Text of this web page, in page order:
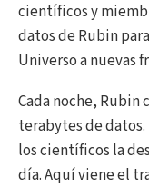
científicos y
datos de Rubin
Universo a nuevas
Cada noche, Rubin
terabytes de
los científicos la
día. Aquí viene el